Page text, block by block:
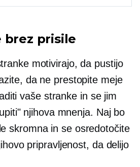
brez prisile
motivirajo, da pustijo
da ne prestopite meje
vaše stranke in se jim
njihova mnenja. Naj bo
skromna in se osredotočite
pripravljenost, da delijo